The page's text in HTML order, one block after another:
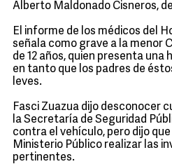
Alberto Maldonado Cisneros,
El informe de los médicos del
señala como grave a la menor
de 12 años, quien presenta una
en tanto que los padres de
leves.
Fasci Zuazua dijo desconocer
la Secretaría de Seguridad
contra el vehículo, pero dijo
Ministerio Público realizar las
pertinentes.